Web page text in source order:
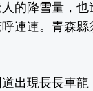
的降雪量，
連連。青森
出現長長車